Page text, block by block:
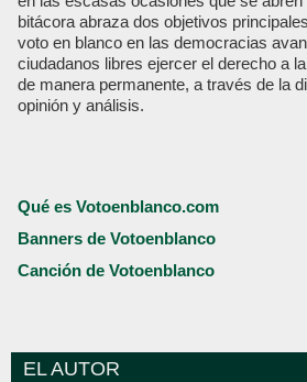
bitácora abraza dos objetivos
voto en blanco en las democracias
ciudadanos libres ejercer el derecho a
de manera permanente, a través de la
opinión y análisis.
Qué es Votoenblanco.com
Banners de Votoenblanco
Canción de Votoenblanco
EL AUTOR